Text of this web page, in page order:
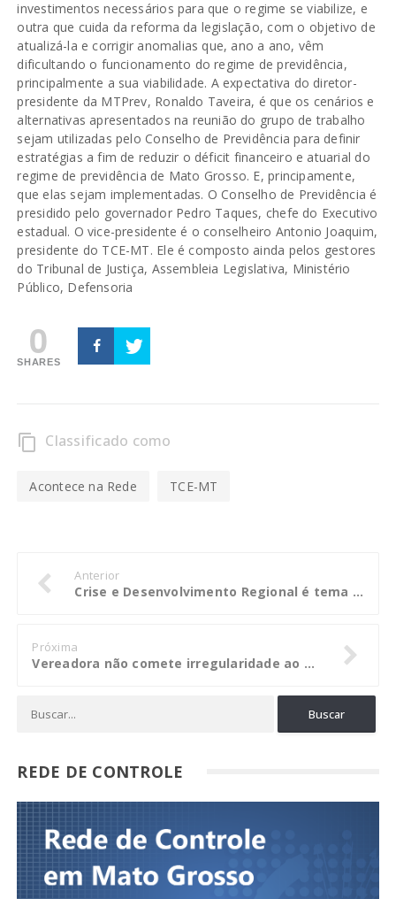
investimentos necessários para que o regime se viabilize, e
outra que cuida da reforma da legislação, com o objetivo de
atualizá-la e corrigir anomalias que, ano a ano, vêm
dificultando o funcionamento do regime de previdência,
principalmente a sua viabilidade. A expectativa do diretor-
presidente da MTPrev, Ronaldo Taveira, é que os cenários e
alternativas apresentados na reunião do grupo de trabalho
sejam utilizadas pelo Conselho de Previdência para definir
estratégias a fim de reduzir o déficit financeiro e atuarial do
regime de previdência de Mato Grosso. E, principamente,
que elas sejam implementadas. O Conselho de Previdência é
presidido pelo governador Pedro Taques, chefe do Executivo
estadual. O vice-presidente é o conselheiro Antonio Joaquim,
presidente do TCE-MT. Ele é composto ainda pelos gestores
do Tribunal de Justiça, Assembleia Legislativa, Ministério
Público, Defensoria
0
SHARES
content_copy Classificado como
Acontece na Rede TCE-MT
Anterior
Crise e Desenvolvimento Regional é tema de palestra no auditório da Escola Superior de Contas, nesta quinta-feira
Próxima
Vereadora não comete irregularidade ao acumular cargos em Várzea Grande
REDE DE CONTROLE